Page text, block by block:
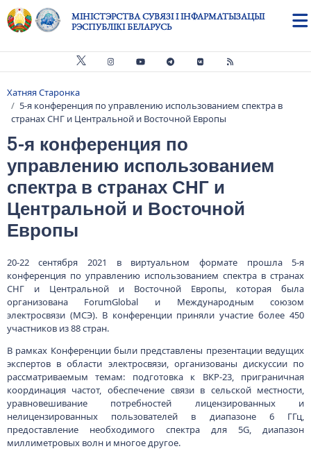
Skip to main content
МІНІСТЭРСТВА СУВЯЗІ І ІНФАРМАТЫЗАЦЫІ
РЭСПУБЛІКІ БЕЛАРУСЬ
Breadcrumb
Хатняя Старонка
5-я конференция по управлению использованием спектра в
странах СНГ и Центральной и Восточной Европы
5-я конференция по
управлению использованием
спектра в странах СНГ и
Центральной и Восточной
Европы
20-22 сентября 2021 в виртуальном формате прошла 5-я
конференция по управлению использованием спектра в странах
СНГ и Центральной и Восточной Европы, которая была
организована ForumGlobal и Международным союзом
электросвязи (МСЭ). В конференции приняли участие более 450
участников из 88 стран.
В рамках Конференции были представлены презентации ведущих
экспертов в области электросвязи, организованы дискуссии по
рассматриваемым темам: подготовка к ВКР-23, приграничная
координация частот, обеспечение связи в сельской местности,
уравновешивание потребностей лицензированных и
нелицензированных пользователей в диапазоне 6 ГГц,
предоставление необходимого спектра для 5G, диапазон
миллиметровых волн и многое другое.